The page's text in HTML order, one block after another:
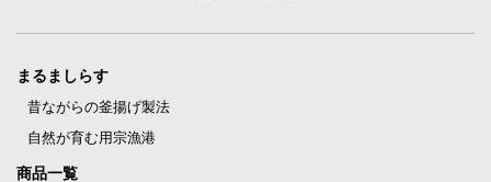
まるましらす
昔ながらの釜揚げ製法
自然が育む用宗漁港
商品一覧